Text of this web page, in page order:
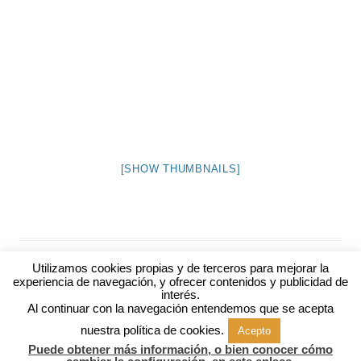
[SHOW THUMBNAILS]
Política de cookies Funciona gracias a WordPress
Utilizamos cookies propias y de terceros para mejorar la
experiencia de navegación, y ofrecer contenidos y publicidad de
interés.
Al continuar con la navegación entendemos que se acepta
nuestra política de cookies.
Acepto
Puede obtener más información, o bien conocer cómo